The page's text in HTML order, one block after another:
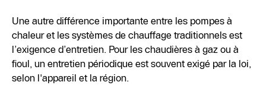
Une autre différence importante entre les pompes à
chaleur et les systèmes de chauffage traditionnels est
l’exigence d’entretien. Pour les chaudières à gaz ou à
fioul, un entretien périodique est souvent exigé par la loi,
selon l'appareil et la région.